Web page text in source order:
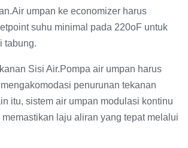
umpan ke economizer harus
suhu minimal pada 220oF untuk
tabung.
Sisi Air.Pompa air umpan harus
penurunan tekanan
itu, sistem air umpan modulasi kontinu
laju aliran yang tepat melalui